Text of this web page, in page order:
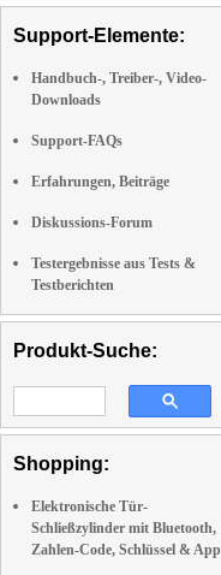
Support-Elemente:
Handbuch-, Treiber-, Video-
Downloads
Support-FAQs
Erfahrungen, Beiträge
Diskussions-Forum
Testergebnisse aus Tests &
Testberichten
Produkt-Suche:
Shopping:
Elektronische Tür-
Schließzylinder mit Bluetooth,
Zahlen-Code, Schlüssel & App